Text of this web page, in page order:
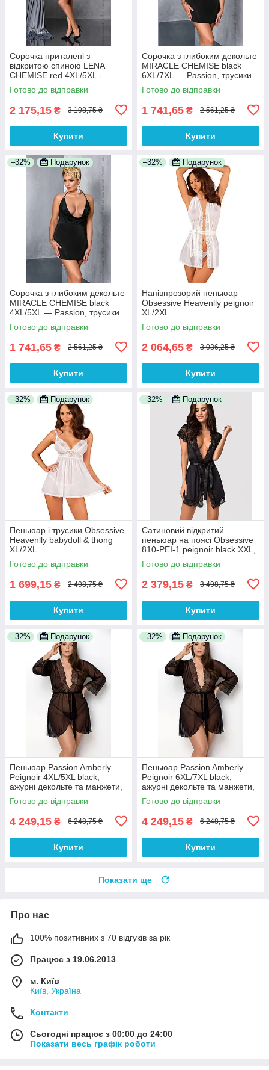
Сорочка приталені з
відкритою спиною LENA
CHEMISE red 4XL/5XL -
Passion, трусики 100%
Анонімності
Готово до відправки
2 175,15 ₴ 3 198,75 ₴
Купити
Сорочка з глибоким декольте
MIRACLE CHEMISE black
6XL/7XL — Passion, трусики
100% Анонімності
Готово до відправки
1 741,65 ₴ 2 561,25 ₴
Купити
–32% Подарунок
Сорочка з глибоким декольте
MIRACLE CHEMISE black
4XL/5XL — Passion, трусики
100% Анонімності
Готово до відправки
1 741,65 ₴ 2 561,25 ₴
Купити
–32% Подарунок
Напівпрозорий пеньюар
Obsessive Heavenlly peignoir
XL/2XL
Готово до відправки
2 064,65 ₴ 3 036,25 ₴
Купити
–32% Подарунок
Пеньюар і трусики Obsessive
Heavenlly babydoll & thong
XL/2XL
Готово до відправки
1 699,15 ₴ 2 498,75 ₴
Купити
–32% Подарунок
Сатиновий відкритий
пеньюар на поясі Obsessive
810-PEI-1 peignoir black XXL,
чорний
Готово до відправки
2 379,15 ₴ 3 498,75 ₴
Купити
–32% Подарунок
Пеньюар Passion Amberly
Peignoir 4XL/5XL black,
ажурні декольте та манжети,
широкі рукави
Готово до відправки
4 249,15 ₴ 6 248,75 ₴
Купити
–32% Подарунок
Пеньюар Passion Amberly
Peignoir 6XL/7XL black,
ажурні декольте та манжети,
широкі рукави
Готово до відправки
4 249,15 ₴ 6 248,75 ₴
Купити
Показати ще
Про нас
100% позитивних з 70 відгуків за рік
Працює з 19.06.2013
м. Київ
Київ, Україна
Контакти
Сьогодні працює з 00:00 до 24:00
Показати весь графік роботи